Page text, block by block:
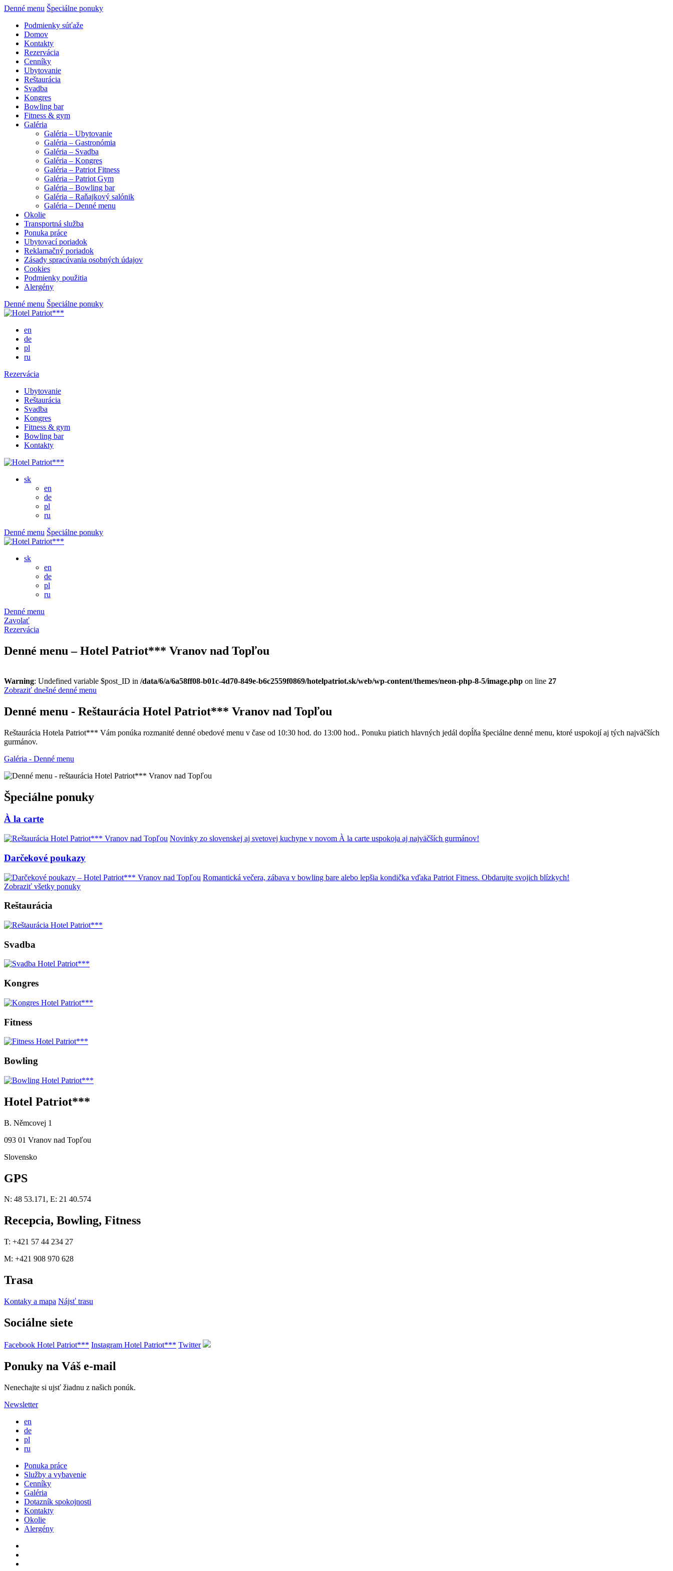
Denné menu Špeciálne ponuky
Podmienky súťaže
Domov
Kontakty
Rezervácia
Cenníky
Ubytovanie
Reštaurácia
Svadba
Kongres
Bowling bar
Fitness & gym
Galéria
Galéria – Ubytovanie
Galéria – Gastronómia
Galéria – Svadba
Galéria – Kongres
Galéria – Patriot Fitness
Galéria – Patriot Gym
Galéria – Bowling bar
Galéria – Raňajkový salónik
Galéria – Denné menu
Okolie
Transportná služba
Ponuka práce
Ubytovací poriadok
Reklamačný poriadok
Zásady spracúvania osobných údajov
Cookies
Podmienky použitia
Alergény
Denné menu Špeciálne ponuky
en
de
pl
ru
Rezervácia
Ubytovanie
Reštaurácia
Svadba
Kongres
Fitness & gym
Bowling bar
Kontakty
sk
en
de
pl
ru
Denné menu Špeciálne ponuky
sk
en
de
pl
ru
Denné menu
Zavolať
Rezervácia
Denné menu – Hotel Patriot*** Vranov nad Topľou
Warning: Undefined variable $post_ID in /data/6/a/6a58ff08-b01c-4d70-849e-b6c2559f0869/hotelpatriot.sk/web/wp-content/themes/neon-php-8-5/image.php on line 27
Zobraziť dnešné denné menu
Denné menu - Reštaurácia Hotel Patriot*** Vranov nad Topľou
Reštaurácia Hotela Patriot*** Vám ponúka rozmanité denné obedové menu v čase od 10:30 hod. do 13:00 hod.. Ponuku piatich hlavných jedál dopĺňa špeciálne denné menu, ktoré uspokojí aj tých najväčších
gurmánov.
Galéria - Denné menu
Špeciálne ponuky
À la carte
Novinky zo slovenskej aj svetovej kuchyne v novom À la carte uspokoja aj najväčších gurmánov!
Darčekové poukazy
Romantická večera, zábava v bowling bare alebo lepšia kondička vďaka Patriot Fitness. Obdarujte svojich blízkych!
Zobraziť všetky ponuky
Reštaurácia
Svadba
Kongres
Fitness
Bowling
Hotel Patriot***
B. Němcovej 1
093 01 Vranov nad Topľou
Slovensko
GPS
N: 48 53.171, E: 21 40.574
Recepcia, Bowling, Fitness
T: +421 57 44 234 27
M: +421 908 970 628
Trasa
Kontaky a mapa Nájsť trasu
Sociálne siete
Facebook Hotel Patriot*** Instagram Hotel Patriot*** Twitter
Ponuky na Váš e-mail
Nenechajte si ujsť žiadnu z našich ponúk.
Newsletter
en
de
pl
ru
Ponuka práce
Služby a vybavenie
Cenníky
Galéria
Dotazník spokojnosti
Kontakty
Okolie
Alergény